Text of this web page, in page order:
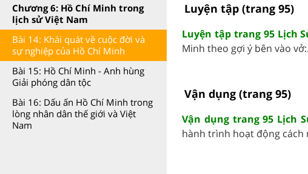
Chương 6: Hồ Chí Minh trong
lịch sử Việt Nam
Bài 14: Khái quát về cuộc đời và
sự nghiệp của Hồ Chí Minh
Bài 15: Hồ Chí Minh - Anh hùng
Giải phóng dân tộc
Bài 16: Dấu ấn Hồ Chí Minh trong
lòng nhân dân thế giới và Việt
Nam
Luyện tập (trang 95)
Luyện tập trang 95 Lịch
Minh theo gợi ý bên vào
Vận dụng (trang 95)
Vận dụng trang 95 Lịch
hành trình hoạt động cách